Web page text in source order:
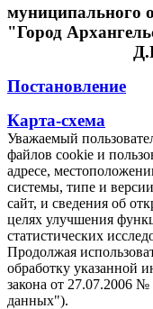
муниципального
"Город
Постановление
Карта-схема
Уважаемый
файлов cookie и
адресе,
системы, типе и
сайт, и сведения об
целях улучшения
статистических
Продолжая
обработку указанной
закона от 27.07.2006
данных").